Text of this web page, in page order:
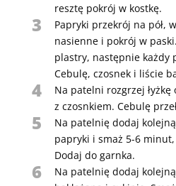
resztę pokrój w kostkę.
3
Papryki przekrój na pół,
nasienne i pokrój w
plastry, następnie każdy
Cebulę, czosnek i liście
4
Na patelni rozgrzej
z czosnkiem. Cebulę
5
Na patelnię dodaj
papryki i smaż 5-6
Dodaj do garnka.
6
Na patelnię dodaj